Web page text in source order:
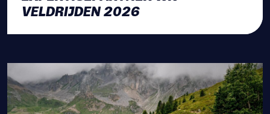
VELDRIJDEN 2026